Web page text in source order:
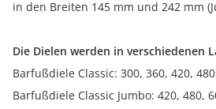
in den Breiten 145 mm und 242 mm
Die Dielen werden in verschiedenen
Barfußdiele Classic: 300, 360, 420,
Barfußdiele Classic Jumbo: 420, 480,